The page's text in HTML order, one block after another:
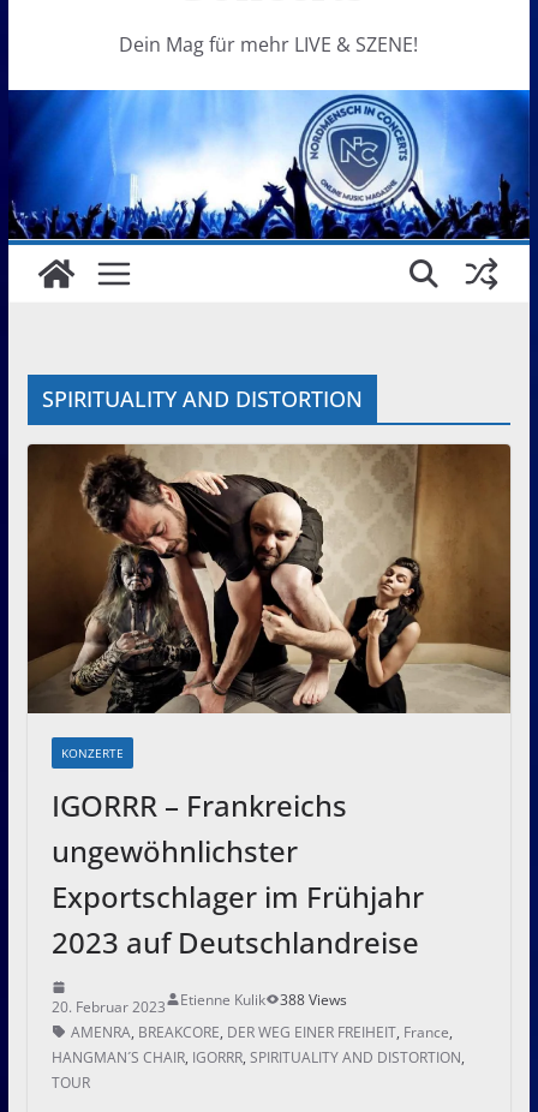
Dein Mag für mehr LIVE & SZENE!
SPIRITUALITY AND DISTORTION
KONZERTE
IGORRR – Frankreichs
ungewöhnlichster
Exportschlager im Frühjahr
2023 auf Deutschlandreise
20. Februar 2023 Etienne Kulik
388 Views
AMENRA, BREAKCORE, DER WEG EINER FREIHEIT, France,
HANGMAN´S CHAIR, IGORRR, SPIRITUALITY AND DISTORTION,
TOUR